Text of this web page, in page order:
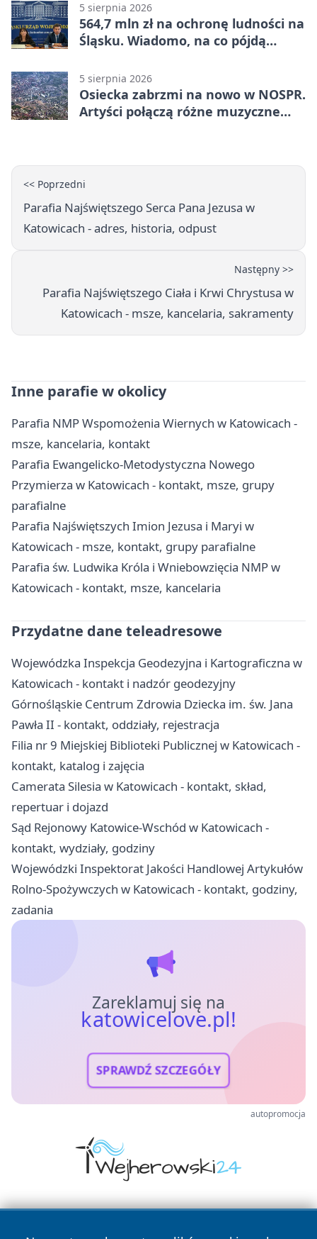
5 sierpnia 2026
564,7 mln zł na ochronę ludności na
Śląsku. Wiadomo, na co pójdą
5 sierpnia 2026
Osiecka zabrzmi na nowo w NOSPR.
Artyści połączą różne muzyczne
<< Poprzedni
Parafia Najświętszego Serca Pana Jezusa w
Katowicach - adres, historia, odpust
Następny >>
Parafia Najświętszego Ciała i Krwi Chrystusa w
Katowicach - msze, kancelaria, sakramenty
Inne parafie w okolicy
Parafia NMP Wspomożenia Wiernych w Katowicach -
msze, kancelaria, kontakt
Parafia Ewangelicko-Metodystyczna Nowego
Przymierza w Katowicach - kontakt, msze, grupy
parafialne
Parafia Najświętszych Imion Jezusa i Maryi w
Katowicach - msze, kontakt, grupy parafialne
Parafia św. Ludwika Króla i Wniebowzięcia NMP w
Katowicach - kontakt, msze, kancelaria
Przydatne dane teleadresowe
Wojewódzka Inspekcja Geodezyjna i Kartograficzna w
Katowicach - kontakt i nadzór geodezyjny
Górnośląskie Centrum Zdrowia Dziecka im. św. Jana
Pawła II - kontakt, oddziały, rejestracja
Filia nr 9 Miejskiej Biblioteki Publicznej w Katowicach -
kontakt, katalog i zajęcia
Camerata Silesia w Katowicach - kontakt, skład,
repertuar i dojazd
Sąd Rejonowy Katowice-Wschód w Katowicach -
kontakt, wydziały, godziny
Wojewódzki Inspektorat Jakości Handlowej Artykułów
Rolno-Spożywczych w Katowicach - kontakt, godziny,
zadania
Zareklamuj się na
katowicelove.pl!
SPRAWDŹ SZCZEGÓŁY
autopromocja